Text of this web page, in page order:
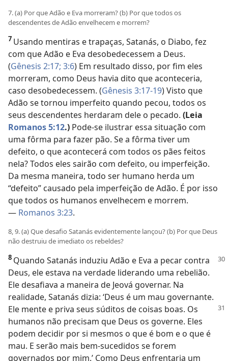
7. (a) Por que Adão e Eva morreram? (b) Por que todos os
descendentes de Adão envelhecem e morrem?
7 Usando mentiras e trapaças, Satanás, o Diabo, fez
com que Adão e Eva desobedecessem a Deus.
(Gênesis 2:17; 3:6) Em resultado disso, por fim eles
morreram, como Deus havia dito que aconteceria,
caso desobedecessem. (Gênesis 3:17-19) Visto que
Adão se tornou imperfeito quando pecou, todos os
seus descendentes herdaram dele o pecado. (Leia
Romanos 5:12.) Pode-se ilustrar essa situação com
uma fôrma para fazer pão. Se a fôrma tiver um
defeito, o que acontecerá com todos os pães feitos
nela? Todos eles sairão com defeito, ou imperfeição.
Da mesma maneira, todo ser humano herda um
“defeito” causado pela imperfeição de Adão. É por isso
que todos os humanos envelhecem e morrem.
— Romanos 3:23.
8, 9. (a) Que desafio Satanás evidentemente lançou? (b) Por que Deus
não destruiu de imediato os rebeldes?
8 Quando Satanás induziu Adão e Eva a pecar contra
Deus, ele estava na verdade liderando uma rebelião.
Ele desafiava a maneira de Jeová governar. Na
realidade, Satanás dizia: ‘Deus é um mau governante.
Ele mente e priva seus súditos de coisas boas. Os
humanos não precisam que Deus os governe. Eles
podem decidir por si mesmos o que é bom e o que é
mau. E serão mais bem-sucedidos se forem
governados por mim.’ Como Deus enfrentaria um